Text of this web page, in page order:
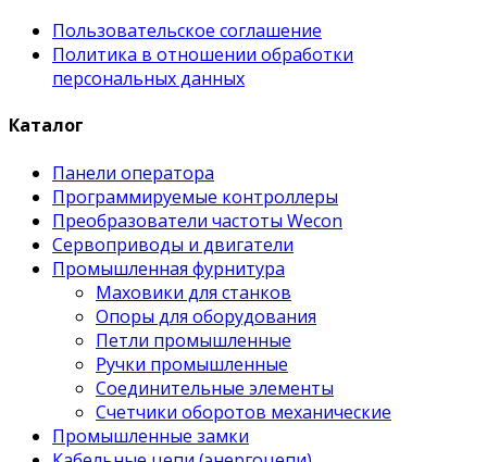
Пользовательское соглашение
Политика в отношении обработки
персональных данных
Каталог
Панели оператора
Программируемые контроллеры
Преобразователи частоты Wecon
Сервоприводы и двигатели
Промышленная фурнитура
Маховики для станков
Опоры для оборудования
Петли промышленные
Ручки промышленные
Соединительные элементы
Счетчики оборотов механические
Промышленные замки